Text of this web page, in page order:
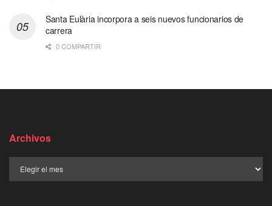
Santa Eulària incorpora a seis nuevos funcionarios de
carrera
0 COMPARTIR
Archivos